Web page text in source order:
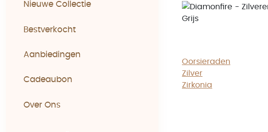
Nieuwe Collectie
Bestverkocht
Aanbiedingen
Cadeaubon
Over Ons
Oorsieraden
Zilver
Zirkonia